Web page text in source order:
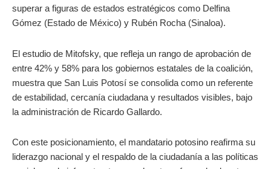
superar a figuras de estados estratégicos como Delfina
Gómez (Estado de México) y Rubén Rocha (Sinaloa).
El estudio de Mitofsky, que refleja un rango de aprobación de
entre 42% y 58% para los gobiernos estatales de la coalición,
muestra que San Luis Potosí se consolida como un referente
de estabilidad, cercanía ciudadana y resultados visibles, bajo
la administración de Ricardo Gallardo.
Con este posicionamiento, el mandatario potosino reafirma su
liderazgo nacional y el respaldo de la ciudadanía a las políticas